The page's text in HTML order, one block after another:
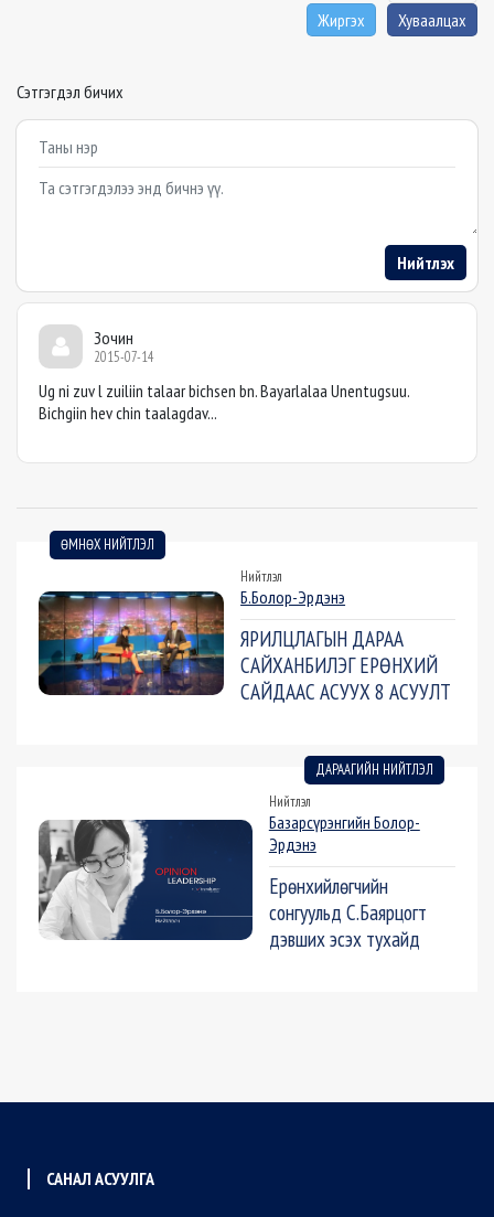
Жиргэх
Хуваалцах
Сэтгэгдэл бичих
Example textarea
Нийтлэх
Зочин
2015-07-14
Ug ni zuv l zuiliin talaar bichsen bn. Bayarlalaa Unentugsuu.
Bichgiin hev chin taalagdav...
ӨМНӨХ НИЙТЛЭЛ
Нийтлэл
Б.Болор-Эрдэнэ
ЯРИЛЦЛАГЫН ДАРАА
САЙХАНБИЛЭГ ЕРӨНХИЙ
САЙДААС АСУУХ 8 АСУУЛТ
ДАРААГИЙН НИЙТЛЭЛ
Нийтлэл
Базарсүрэнгийн Болор-
Эрдэнэ
Ерөнхийлөгчийн
сонгуульд С.Баярцогт
дэвших эсэх тухайд
САНАЛ АСУУЛГА